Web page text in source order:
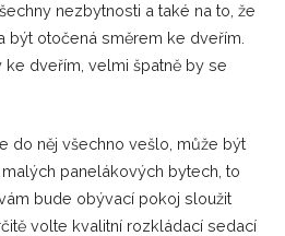
nezbytnosti a také na to, že
být otočená směrem ke dveřím.
dveřím, velmi špatně by se
do něj všechno vešlo, může být
panelákových bytech, to
bude obývací pokoj sloužit
volte kvalitní rozkládací sedací